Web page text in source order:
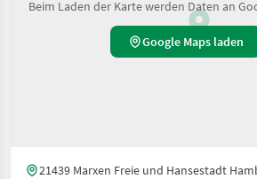
Beim Laden der Karte werden Daten an
Google Maps laden
21439 Marxen Freie und Hansestadt